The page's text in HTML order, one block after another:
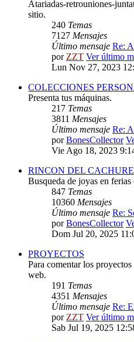
Atariadas-retrouniones-
sitio.
240 Temas
7127 Mensajes
Último mensaje Re:
porZZT Ver último
Lun Nov 27, 2023
COLECCIONES
Presenta tus máquinas.
217 Temas
3811 Mensajes
Último mensaje Re:
porBonesCollector
Vie Ago 18, 2023
RINCON DEL
Busqueda de joyas en ferias
847 Temas
10360 Mensajes
Último mensaje Re:
porBonesCollector
Dom Jul 20, 2025
PROYECTOS
Para comentar los
web.
191 Temas
4351 Mensajes
Último mensaje Re:
porZZT Ver último
Sab Jul 19, 2025